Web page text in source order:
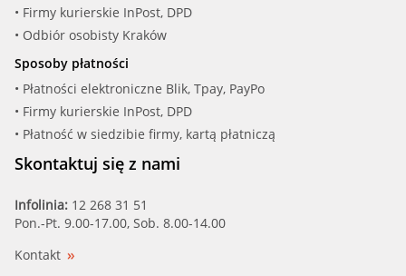
• Firmy kurierskie InPost, DPD
• Odbiór osobisty Kraków
Sposoby płatności
• Płatności elektroniczne Blik, Tpay, PayPo
• Firmy kurierskie InPost, DPD
• Płatność w siedzibie firmy, kartą płatniczą
Skontaktuj się z nami
Infolinia: 12 268 31 51
Pon.-Pt. 9.00-17.00, Sob. 8.00-14.00
Kontakt